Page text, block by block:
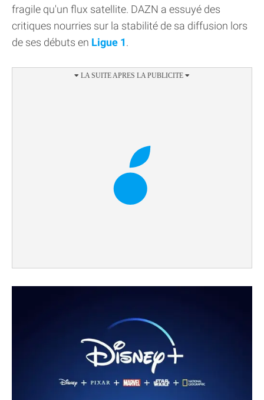
fragile qu'un flux satellite. DAZN a essuyé des
critiques nourries sur la stabilité de sa diffusion lors
de ses débuts en Ligue 1.